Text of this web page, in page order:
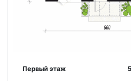
Первый этаж